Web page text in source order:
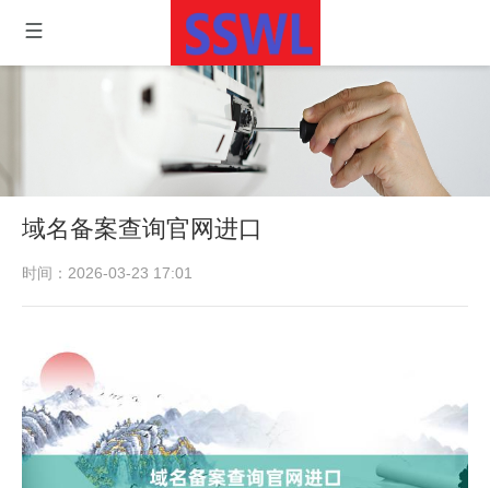
域名备案查询官网进口
时间：2026-03-23 17:01